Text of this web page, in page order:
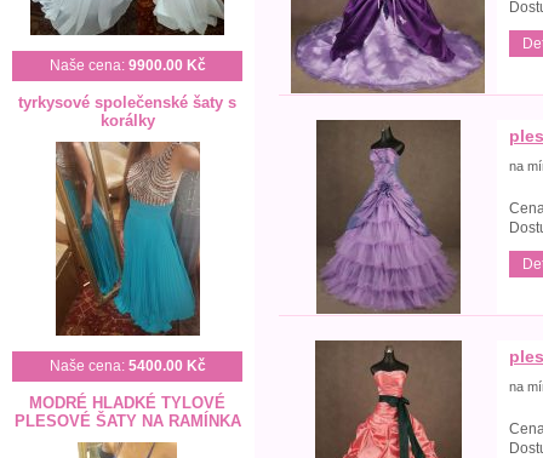
Naše cena: 9900.00 Kč
tyrkysové společenské šaty s
korálky
Naše cena: 5400.00 Kč
MODRÉ HLADKÉ TYLOVÉ
PLESOVÉ ŠATY NA RAMÍNKA
na
na